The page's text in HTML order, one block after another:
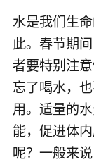
水是我们生
此。春节期
者要特别注
忘了喝水，
用。适量的
能，促进体
呢？一般来